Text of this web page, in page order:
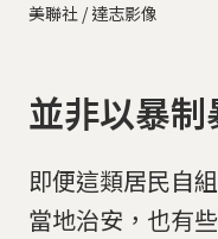
美聯社 / 達志影像
並非以暴
即便這類居民自
當地治安，也有